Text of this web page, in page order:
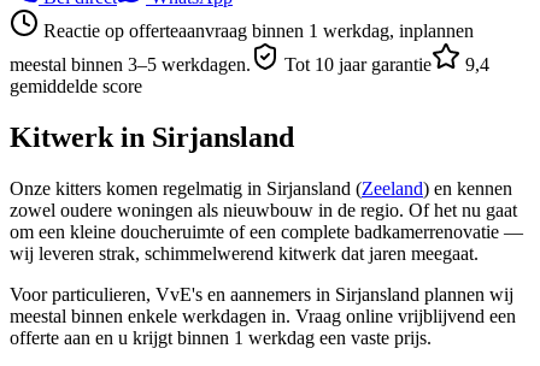
Reactie op offerteaanvraag binnen 1 werkdag, inplannen
meestal binnen 3–5 werkdagen.
Tot 10 jaar garantie
9,4
gemiddelde score
Kitwerk in Sirjansland
Onze kitters komen regelmatig in Sirjansland (Zeeland) en kennen
zowel oudere woningen als nieuwbouw in de regio. Of het nu gaat
om een kleine doucheruimte of een complete badkamerrenovatie —
wij leveren strak, schimmelwerend kitwerk dat jaren meegaat.
Voor particulieren, VvE's en aannemers in Sirjansland plannen wij
meestal binnen enkele werkdagen in. Vraag online vrijblijvend een
offerte aan en u krijgt binnen 1 werkdag een vaste prijs.